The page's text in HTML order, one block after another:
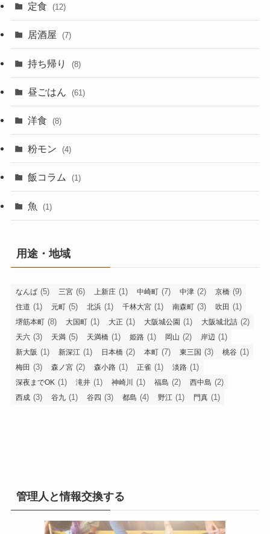
定食 (12)
居酒屋 (7)
持ち帰り (8)
昼ごはん (61)
洋食 (8)
粉モン (4)
飯コラム (1)
魚 (1)
用途・地域
なんば (5) 三宮 (6) 上新庄 (1) 中崎町 (7) 中津 (2) 京橋 (9)
住道 (1) 元町 (5) 北浜 (1) 千林大宮 (1) 南森町 (3) 吹田 (1)
堺筋本町 (8) 大国町 (1) 大正 (1) 大阪城公園 (1) 大阪城北詰 (2)
天六 (3) 天満 (5) 天満橋 (1) 姫路 (1) 岡山 (2) 岸辺 (1)
新大阪 (1) 新深江 (1) 日本橋 (2) 本町 (7) 東三国 (3) 桃谷 (1)
梅田 (3) 森ノ宮 (2) 森小路 (1) 正雀 (1) 淡路 (1)
深夜までOK (1) 滝井 (1) 神崎川 (1) 福島 (2) 西中島 (2)
西成 (3) 谷九 (1) 谷四 (3) 都島 (4) 野江 (1) 門真 (1)
管理人と情報交換する